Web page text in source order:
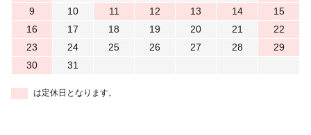
9
10 11 12 13 14
15
16
17 18 19 20 21
22
23
24 25 26 27 28
29
30
31
は定休日となります。